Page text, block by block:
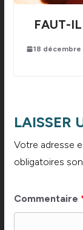
FAUT-
18 décembre
LAISSER
Votre adresse
obligatoires
Commentaire